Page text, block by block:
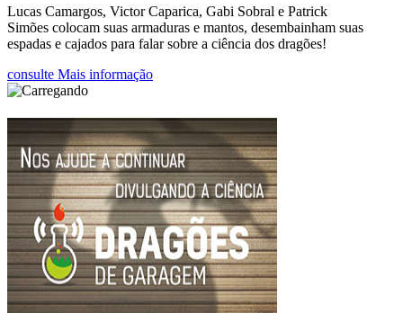
Lucas Camargos, Victor Caparica, Gabi Sobral e Patrick
Simões colocam suas armaduras e mantos, desembainham suas
espadas e cajados para falar sobre a ciência dos dragões!
consulte Mais informação